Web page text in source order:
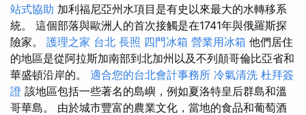
站式協助 加利福尼亞州水項目是有史以來最大的水轉移系
統。 這個部落與歐洲人的首次接觸是在1741年與俄羅斯探
險家。 護理之家 台北 長照 四門冰箱 營業用冰箱 他們居住
的地區是從阿拉斯加南部到北加州以及不列顛哥倫比亞省和
華盛頓沿岸的。 適合您的台北會計事務所 冷氣清洗 杜拜簽
證 該地區包括一些著名的島嶼，例如夏洛特皇后群島和溫
哥華島。 由於城市豐富的農業文化，當地的食品和葡萄酒